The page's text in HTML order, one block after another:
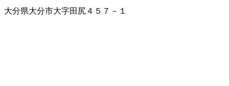
大分県大分市大字田尻４５７－１